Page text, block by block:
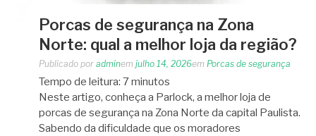
Porcas de segurança na Zona
Norte: qual a melhor loja da região?
Publicado por adminem julho 14, 2026em Porcas de segurança
Tempo de leitura: 7minutos
Neste artigo, conheça a Parlock, a melhor loja de
porcas de segurança na Zona Norte da capital Paulista.
Sabendo da dificuldade que os moradores